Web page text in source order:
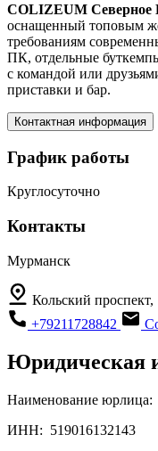
COLIZEUM Северное
оснащенный топовым
требованиям
ПК, отдельные
с командой или
приставки и бар.
Контактная информация
График работы
Круглосуточно
Контакты
Мурманск
Кольский
+79211728842
Юридическая
Наименование юрлица:
ИНН: 519016132143